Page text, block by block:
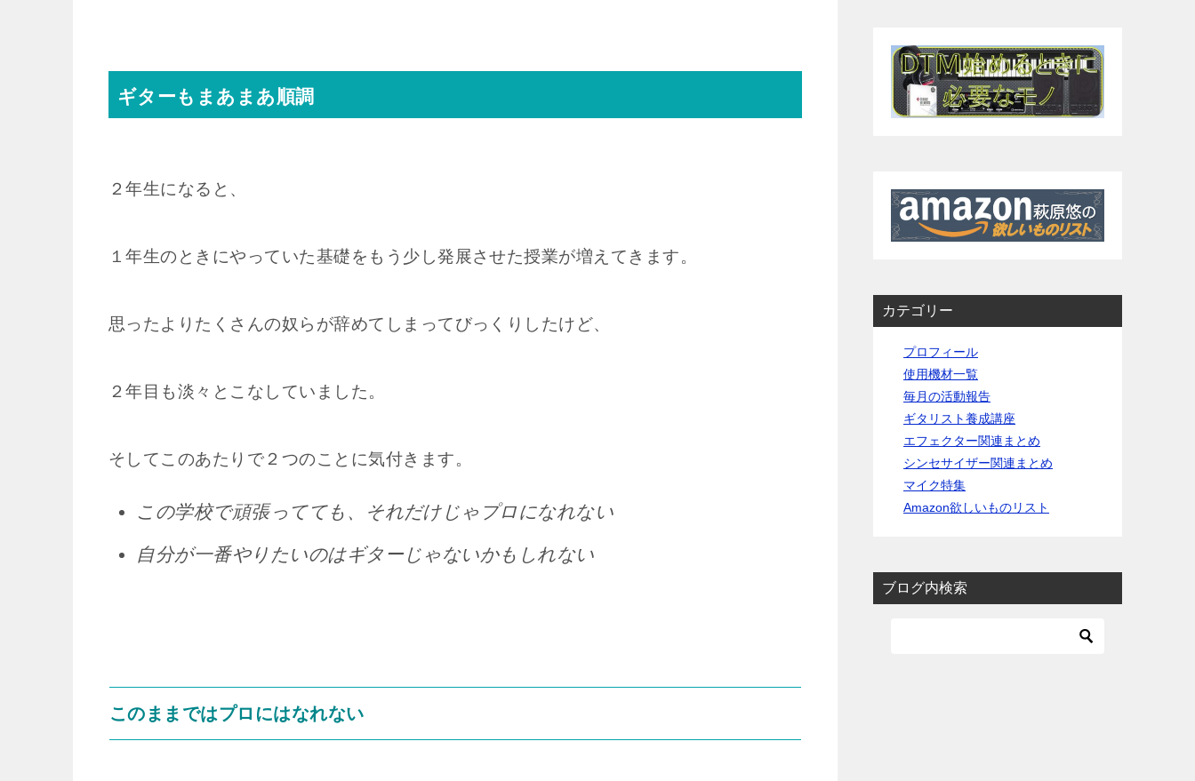
ギターもまあまあ順調
２年生になると、
１年生のときにやっていた基礎をもう少し発展させた授業が増えてきます。
思ったよりたくさんの奴らが辞めてしまってびっくりしたけど、
２年目も淡々とこなしていました。
そしてこのあたりで２つのことに気付きます。
この学校で頑張ってても、それだけじゃプロになれない
自分が一番やりたいのはギターじゃないかもしれない
このままではプロにはなれない
カテゴリー
プロフィール
使用機材一覧
毎月の活動報告
ギタリスト養成講座
エフェクター関連まとめ
シンセサイザー関連まとめ
マイク特集
Amazon欲しいものリスト
ブログ内検索